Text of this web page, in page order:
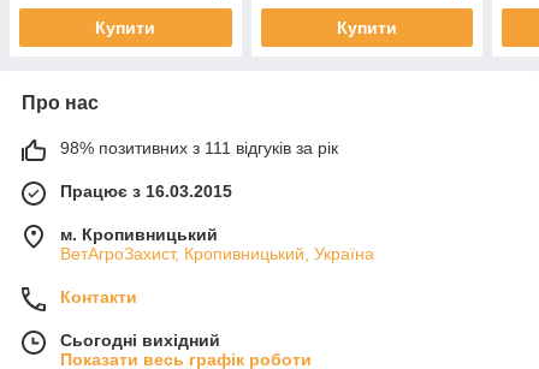
Купити Купити
Про нас
98% позитивних з 111 відгуків за рік
Працює з 16.03.2015
м. Кропивницький
ВетАгроЗахист, Кропивницький, Україна
Контакти
Сьогодні вихідний
Показати весь графік роботи